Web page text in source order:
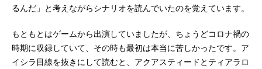
るんだ」と考えながらシナリオを読んでいたのを覚えています。
もともとはゲームから出演していましたが、ちょうどコロナ禍の
時期に収録していて、その時も最初は本当に苦しかったです。ア
イシラ目線を抜きにして読むと、アクアスティードとティアラロ